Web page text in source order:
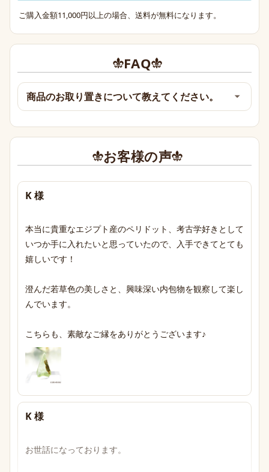
ご購入金額11,000円以上の場合、送料が無料になります。
FAQ
商品のお取り置きについて教えてください。
お客様の声
K 様
本当に貴重なエジプト産のペリドット、考古学好きとして
いつか手に入れたいと思っていたので、入手できてとても
嬉しいです！
澄んだ若草色の美しさと、興味深い内包物を観察して楽し
んでいます。
こちらも、素敵なご縁をありがとうございます♪
K 様
お世話になっております。